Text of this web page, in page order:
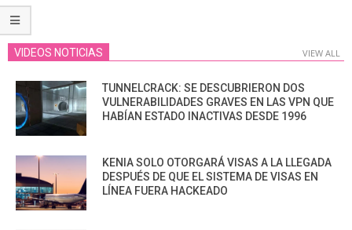
VIDEOS NOTICIAS VIEW ALL
TUNNELCRACK: SE DESCUBRIERON DOS
VULNERABILIDADES GRAVES EN LAS VPN QUE
HABÍAN ESTADO INACTIVAS DESDE 1996
KENIA SOLO OTORGARÁ VISAS A LA LLEGADA
DESPUÉS DE QUE EL SISTEMA DE VISAS EN
LÍNEA FUERA HACKEADO